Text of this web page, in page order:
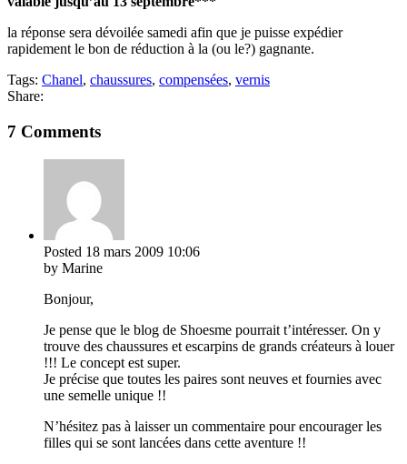
la réponse sera dévoilée samedi afin que je puisse expédier
rapidement le bon de réduction à la (ou le?) gagnante.
Tags: Chanel, chaussures, compensées, vernis
Share:
7 Comments
Posted 18 mars 2009 10:06
by Marine
Bonjour,
Je pense que le blog de Shoesme pourrait t’intéresser. On y
trouve des chaussures et escarpins de grands créateurs à louer
!!! Le concept est super.
Je précise que toutes les paires sont neuves et fournies avec
une semelle unique !!
N’hésitez pas à laisser un commentaire pour encourager les
filles qui se sont lancées dans cette aventure !!